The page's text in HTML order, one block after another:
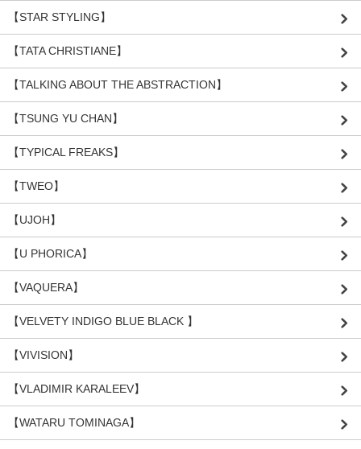
【STAR STYLING】
【TATA CHRISTIANE】
【TALKING ABOUT THE ABSTRACTION】
【TSUNG YU CHAN】
【TYPICAL FREAKS】
【TWEO】
【UJOH】
【U PHORICA】
【VAQUERA】
【VELVETY INDIGO BLUE BLACK 】
【VIVISION】
【VLADIMIR KARALEEV】
【WATARU TOMINAGA】